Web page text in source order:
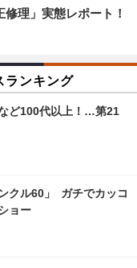
理」実態レポート！
ランキング
ど100代以上！…第21
クル60」 ガチでカッコ
ョー